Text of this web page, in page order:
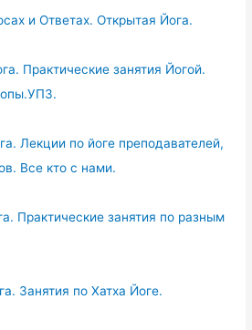
и Ответах. Открытая Йога.
Практические занятия Йогой.
Лекции по йоге преподавателей,
Все кто с нами.
Практические занятия по разным
Занятия по Хатха Йоге.